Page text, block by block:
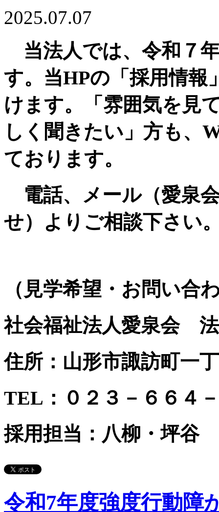
2025.07.07
当法人では、令和７
す。当HPの「採用情報
けます。「雰囲気を見
しく聞きたい」方も、
ております。
電話、メール（愛泉
せ）よりご相談下さい
（見学希望・お問い合
社会福祉法人愛泉会
住所：山形市諏訪町一
TEL：０２３－６６４
採用担当：八柳・坪谷
令和7年度強度行動障